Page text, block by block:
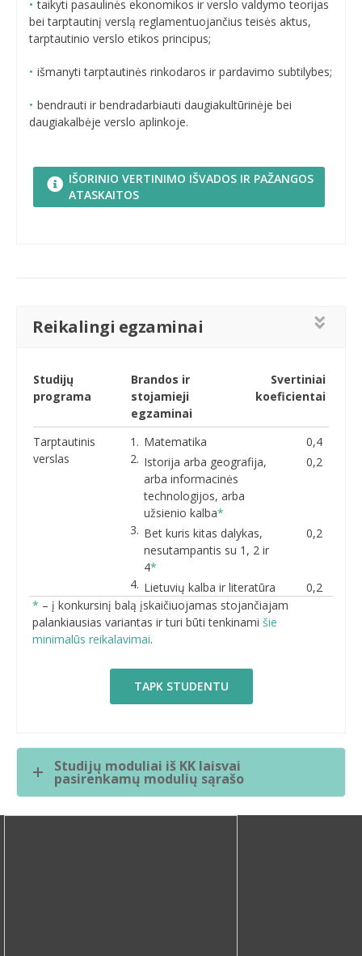
taikyti pasaulinės ekonomikos ir verslo valdymo teorijas
bei tarptautinį verslą reglamentuojančius teisės aktus,
tarptautinio verslo etikos principus;
išmanyti tarptautinės rinkodaros ir pardavimo subtilybes;
bendrauti ir bendradarbiauti daugiakultūrinėje bei
daugiakalbėje verslo aplinkoje.
IŠORINIO VERTINIMO IŠVADOS IR PAŽANGOS
ATASKAITOS
Reikalingi egzaminai
Studijų
programa
Brandos ir
stojamieji
egzaminai
Svertiniai
koeficientai
Tarptautinis
verslas
Matematika
0,4
Istorija arba geografija,
arba informacinės
technologijos, arba
užsienio kalba*
0,2
Bet kuris kitas dalykas,
nesutampantis su 1, 2 ir
4*
0,2
Lietuvių kalba ir literatūra
0,2
* – į konkursinį balą įskaičiuojamas stojančiajam
palankiausias variantas ir turi būti tenkinami šie
minimalūs reikalavimai.
TAPK STUDENTU
Studijų moduliai iš KK laisvai
pasirenkamų modulių sąrašo